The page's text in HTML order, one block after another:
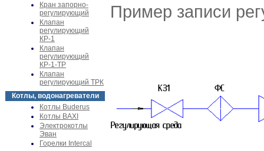
Кран запорно-
регулирующий
Клапан
регулирующий
КР-1
Клапан
регулирующий
КР-1-ТР
Клапан
регулирующий ТРК
Котлы, водонагреватели
Котлы Buderus
Котлы BAXI
Электрокотлы
Эван
Горелки Intercal
Пример записи